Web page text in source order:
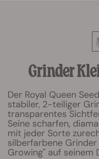
Grinder
Der Royal Queen
stabiler, 2-teiliger
transparentes
Seine scharfen,
mit jeder Sorte
silberfarbene
Growing" auf seinem